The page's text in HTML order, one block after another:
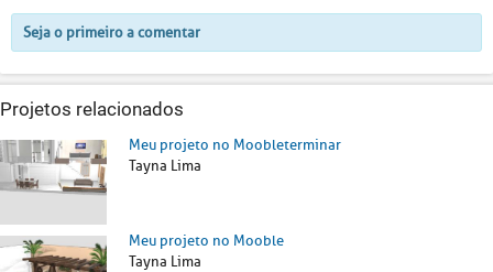
Seja o primeiro a comentar
Projetos relacionados
Meu projeto no Moobleterminar
Tayna Lima
Meu projeto no Mooble
Tayna Lima